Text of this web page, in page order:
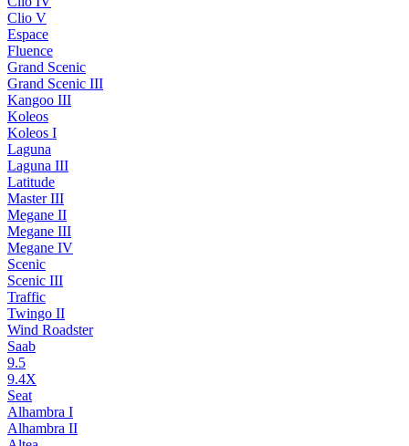
Clio V
Espace
Fluence
Grand Scenic
Grand Scenic III
Kangoo III
Koleos
Koleos I
Laguna
Laguna III
Latitude
Master III
Megane II
Megane III
Megane IV
Scenic
Scenic III
Traffic
Twingo II
Wind Roadster
Saab
9.5
9.4X
Seat
Alhambra I
Alhambra II